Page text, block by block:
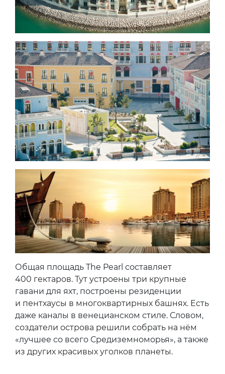
Общая площадь The Pearl составляет
400 гектаров. Тут устроены три крупные
гавани для яхт, построены резиденции
и пентхаусы в многоквартирных башнях. Есть
даже каналы в венецианском стиле. Словом,
создатели острова решили собрать на нём
«лучшее со всего Средиземноморья», а также
из других красивых уголков планеты.